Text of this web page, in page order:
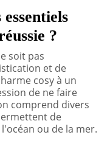
?
soit pas
et de
cosy à un
de ne faire
comprend divers
de
ou de la mer.